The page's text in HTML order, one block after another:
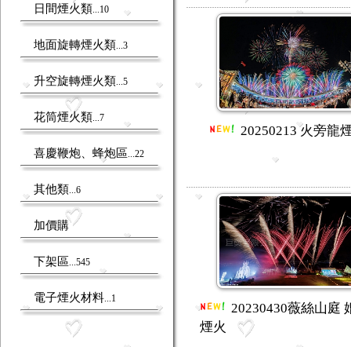
日間煙火類 ...10
地面旋轉煙火類 ...3
升空旋轉煙火類 ...5
花筒煙火類 ...7
喜慶鞭炮、蜂炮區 ...22
其他類 ...6
加價購
下架區 ...545
電子煙火材料 ...1
20250213 火旁龍
20230430薇絲山庭
煙火